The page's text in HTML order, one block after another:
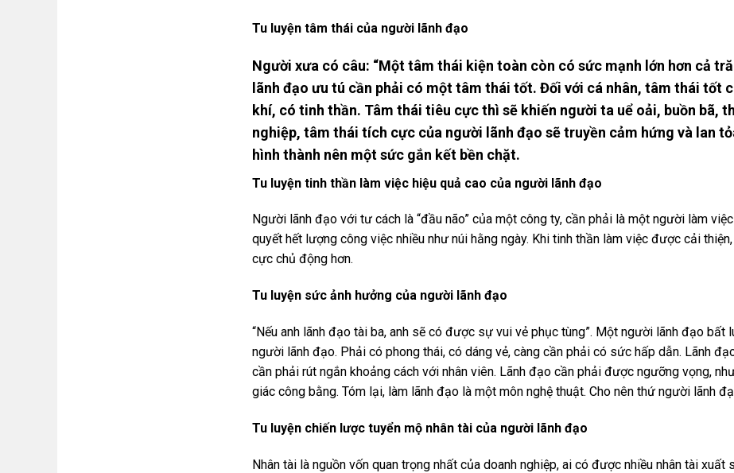
Tu luyện tâm thái của người lãnh đạo
Người xưa có câu: “Một tâm thái kiện toàn còn có sức mạnh lớn hơn cả
lãnh đạo ưu tú cần phải có một tâm thái tốt. Đối với cá nhân, tâm thái tốt
khí, có tinh thần. Tâm thái tiêu cực thì sẽ khiến người ta uể oải, buồn bã,
nghiệp, tâm thái tích cực của người lãnh đạo sẽ truyền cảm hứng và lan
hình thành nên một sức gắn kết bền chặt.
Tu luyện tinh thần làm việc hiệu quả cao của người lãnh đạo
Người lãnh đạo với tư cách là “đầu não” của một công ty, cần phải là một người làm
quyết hết lượng công việc nhiều như núi hằng ngày. Khi tinh thần làm việc được cải
cực chủ động hơn.
Tu luyện sức ảnh hưởng của người lãnh đạo
“Nếu anh lãnh đạo tài ba, anh sẽ có được sự vui vẻ phục tùng”. Một người lãnh đạo bất
người lãnh đạo. Phải có phong thái, có dáng vẻ, càng cần phải có sức hấp dẫn. Lãnh
cần phải rút ngắn khoảng cách với nhân viên. Lãnh đạo cần phải được ngưỡng vọng,
giác công bằng. Tóm lại, làm lãnh đạo là một môn nghệ thuật. Cho nên thứ người lãnh
Tu luyện chiến lược tuyển mộ nhân tài của người lãnh đạo
Nhân tài là nguồn vốn quan trọng nhất của doanh nghiệp, ai có được nhiều nhân tài